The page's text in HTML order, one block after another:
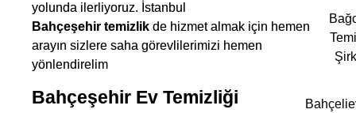
yolunda ilerliyoruz. İstanbul
Bahçeşehir temizlik de hizmet almak için hemen
arayın sizlere saha görevlilerimizi hemen
yönlendirelim
Bahçeşehir Ev Temizliği